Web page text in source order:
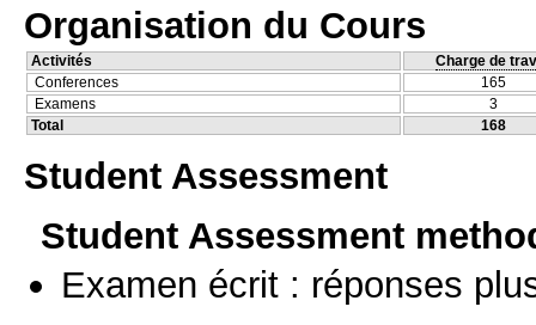
Organisation du Cours
Activités
Charge de
Conferences
165
Examens
3
Total
168
Student Assessment
Student Assessment
Examen écrit : réponses